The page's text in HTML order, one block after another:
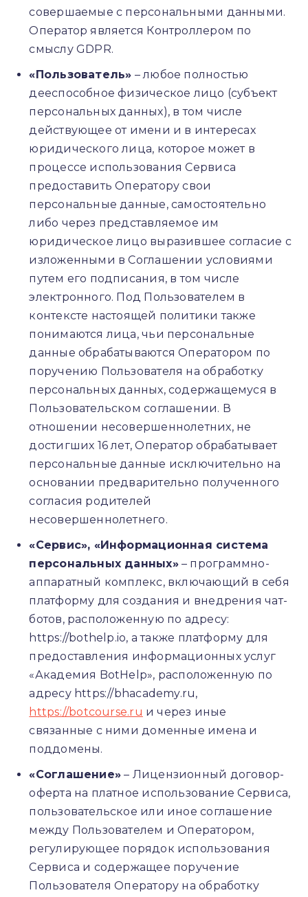
совершаемые с персональными данными.
Оператор является Контроллером по
смыслу GDPR.
«Пользователь» – любое полностью
дееспособное физическое лицо (субъект
персональных данных), в том числе
действующее от имени и в интересах
юридического лица, которое может в
процессе использования Сервиса
предоставить Оператору свои
персональные данные, самостоятельно
либо через представляемое им
юридическое лицо выразившее согласие с
изложенными в Соглашении условиями
путем его подписания, в том числе
электронного. Под Пользователем в
контексте настоящей политики также
понимаются лица, чьи персональные
данные обрабатываются Оператором по
поручению Пользователя на обработку
персональных данных, содержащемуся в
Пользовательском соглашении. В
отношении несовершеннолетних, не
достигших 16 лет, Оператор обрабатывает
персональные данные исключительно на
основании предварительно полученного
согласия родителей
несовершеннолетнего.
«Сервис», «Информационная система
персональных данных»– программно-
аппаратный комплекс, включающий в себя
платформу для создания и внедрения чат-
ботов, расположенную по адресу:
https://bothelp.io, а также платформу для
предоставления информационных услуг
«Академия BotHelp», расположенную по
адресу https://bhacademy.ru,
https://botcourse.ru и через иные
связанные с ними доменные имена и
поддомены.
«Соглашение» – Лицензионный договор-
оферта на платное использование Сервиса,
пользовательское или иное соглашение
между Пользователем и Оператором,
регулирующее порядок использования
Сервиса и содержащее поручение
Пользователя Оператору на обработку